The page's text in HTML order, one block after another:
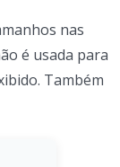
nas
é usada para
Também